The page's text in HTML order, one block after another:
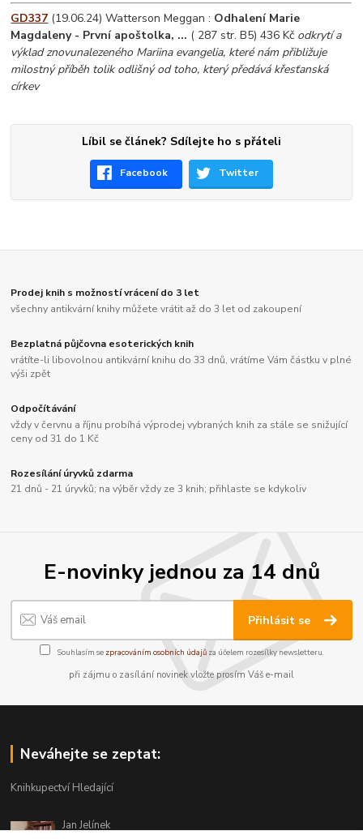
GD337 (19.06.24) Watterson Meggan : Odhalení Marie
Magdaleny - První apoštolka, ... ( 287 str. B5) 436 Kč odkrytí a
výklad znovunalezeného Mariina evangelia, které nám přibližuje
milostný příběh tolik odlišný od toho, který předává křesťanská
církev
Líbil se článek? Sdílejte ho s přáteli
Facebook Twitter
Prodej knih s možností vrácení do 3 let
všechny antikvární knihy můžete vrátit až do 3 let od zakoupení
Bezplatná půjčovna esoterických knih
vrátíte-li libovolnou antikvární knihu do 33 dnů, vrátíme Vám částku v plné
výši zpět
Odpočítávání
vždy v červnu a říjnu probíhá výprodej vybraných knih za stále se snižující
ceny od 31 do 1 Kč
Rozesílání úryvků zdarma
21 dnů - 21 úryvků; na výběr vždy ze 3 knih; přihlaste se kdykoliv
E-novinky jednou za 14 dnů
Přihlásit se
Souhlasím se zpracováním osobních údajůza účelem rozesílky newsletteru.
při zájmu o zasílání novinek vložte prosím Váš e-mail
Neváhejte se zeptat:
Knihkupectví Hledající
Jan Jelínek